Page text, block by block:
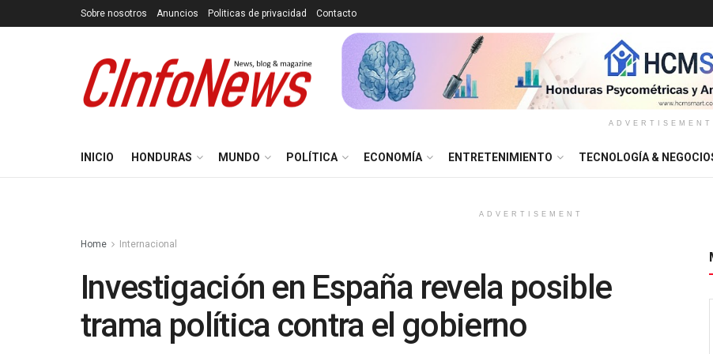
Sobre nosotros Anuncios Politicas de privacidad Contacto
ADVERTISEMENT
INICIO HONDURAS MUNDO POLÍTICA ECONOMÍA ENTRETENIMIENTO TECNOLOGÍA &
ADVERTISEMENT
Home Internacional
Investigación en España revela posible
trama política contra el gobierno